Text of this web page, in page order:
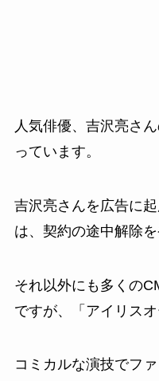
人気俳優、吉沢亮さ
っています。
吉沢亮さんを広告に
は、契約の途中解除を
それ以外にも多くの
ですが、「アイリス
コミカルな演技でファ